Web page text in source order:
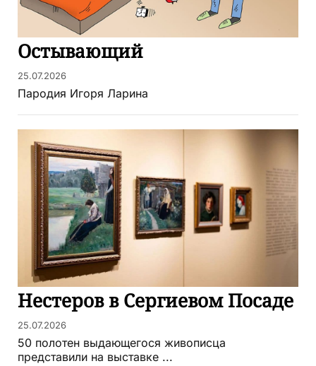
Остывающий
25.07.2026
Пародия Игоря Ларина
Нестеров в Сергиевом Посаде
25.07.2026
50 полотен выдающегося живописца
представили на выставке ...